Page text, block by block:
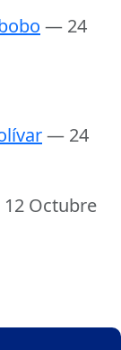
— 24
— 24
Octubre